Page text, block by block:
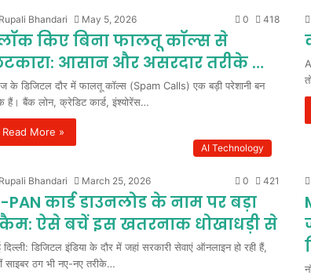
Rupali Bhandari May 5, 2026 0 418
किए बिना फालतू कॉल्स से
आसान और असरदार तरीके …
के डिजिटल दौर में फालतू कॉल्स (Spam Calls) एक बड़ी परेशानी बन
हैं। बैंक लोन, क्रेडिट कार्ड, इंश्योरेंस…
Read More »
AI Technology
Rupali Bhandari March 25, 2026 0 421
PAN कार्ड डाउनलोड के नाम पर बड़ा
ऐसे बचें इस खतरनाक धोखाधड़ी से
दिल्ली: डिजिटल इंडिया के दौर में जहां सरकारी सेवाएं ऑनलाइन हो रही हैं,
साइबर ठग भी नए-नए तरीके…